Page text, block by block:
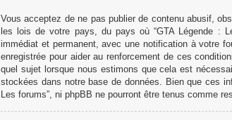
Vous acceptez de ne pas publier de contenu abusif,
les lois de votre pays, du pays où “GTA Légende :
immédiat et permanent, avec une notification à votre
enregistrée pour aider au renforcement de ces
quel sujet lorsque nous estimons que cela est
stockées dans notre base de données. Bien que ces
Les forums”, ni phpBB ne pourront être tenus comme